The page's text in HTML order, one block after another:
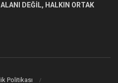
DEĞİL, HALKIN ORTAK
Politikası